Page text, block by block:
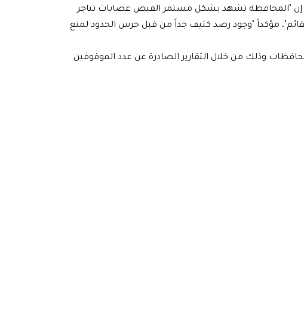
إن "المحافظة تشهد بشكل مستمر القبض عصابات تتاجر
مؤكداً "وجود رصد كثيف جداً من قبل حرس الحدود لمنع
وذلك من خلال التقارير الصادرة عن عدد الموقوفين